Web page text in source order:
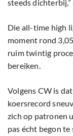
steeds
Die all-time high
moment rond
ruim twintig
bereiken.
Volgens CW is
koersrecord
zich op patronen
pas écht begon